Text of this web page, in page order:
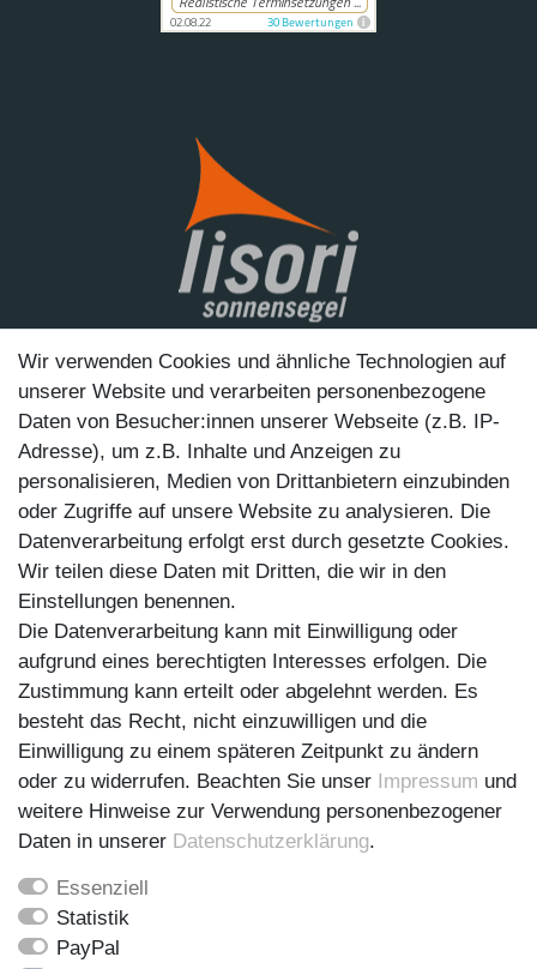
Lisori Sonnensegel® GmbH
Querstraße 7
33729 Bielefeld
Deutschland
Social Media
Instagram
Facebook
Kontakt
Telefon:
+49 (0)521 98878997
Fax: +49 (0)521 98878995
Impressum
Wir verwenden Cookies und ähnliche Technologien auf
unserer Website und verarbeiten personenbezogene
Daten von Besucher:innen unserer Webseite (z.B. IP-
Adresse), um z.B. Inhalte und Anzeigen zu
personalisieren, Medien von Drittanbietern einzubinden
oder Zugriffe auf unsere Website zu analysieren. Die
Datenverarbeitung erfolgt erst durch gesetzte Cookies.
Wir teilen diese Daten mit Dritten, die wir in den
Einstellungen benennen.
Die Datenverarbeitung kann mit Einwilligung oder
aufgrund eines berechtigten Interesses erfolgen. Die
Zustimmung kann erteilt oder abgelehnt werden. Es
besteht das Recht, nicht einzuwilligen und die
Einwilligung zu einem späteren Zeitpunkt zu ändern
oder zu widerrufen. Beachten Sie unser Impressum und
weitere Hinweise zur Verwendung personenbezogener
Daten in unserer Daten­schutz­erklärung.
Essenziell
Statistik
PayPal